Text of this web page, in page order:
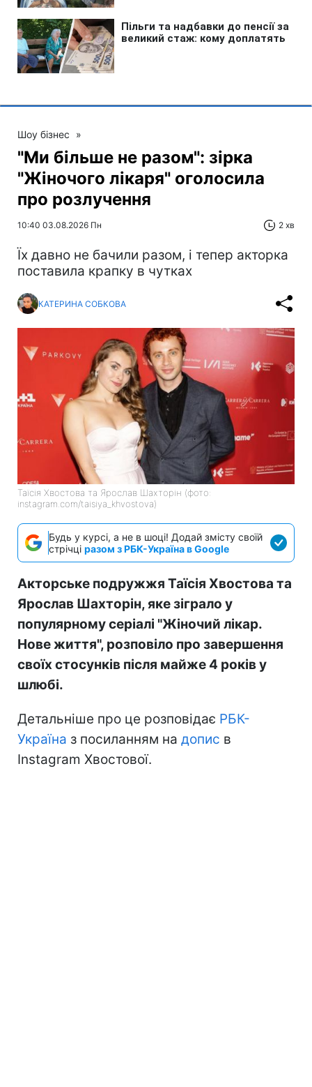
Шоу бізнес »
"Ми більше не разом": зірка
"Жіночого лікаря" оголосила
про розлучення
10:40 03.08.2026 Пн 2 хв
Їх давно не бачили разом, і тепер акторка
поставила крапку в чутках
КАТЕРИНА СОБКОВА
Таїсія Хвостова та Ярослав Шахторін (фото:
instagram.com/taisiya_khvostova)
Будь у курсі, а не в шоці! Додай змісту своїй
стрічці разом з РБК-Україна в Google
Акторське подружжя Таїсія Хвостова та
Ярослав Шахторін, яке зіграло у
популярному серіалі "Жіночий лікар.
Нове життя", розповіло про завершення
своїх стосунків після майже 4 років у
шлюбі.
Детальніше про це розповідає РБК-
Україна з посиланням на допис в
Instagram Хвостової.